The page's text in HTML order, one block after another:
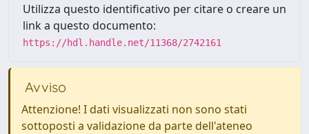
Utilizza questo identificativo per citare o creare un
link a questo documento:
https://hdl.handle.net/11368/2742161
Avviso
Attenzione! I dati visualizzati non sono stati
sottoposti a validazione da parte dell'ateneo